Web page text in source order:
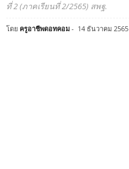
ที่ 2 (ภาคเรียนที่ 2/2565) สพฐ.
โดย ครูอาชีพดอทคอม - 14 ธันวาคม 2565